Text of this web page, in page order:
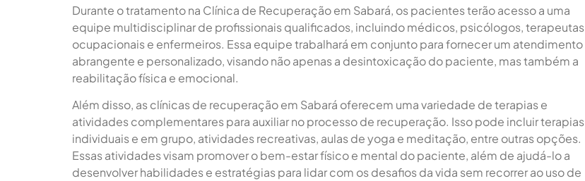
Durante o tratamento na Clínica de Recuperação em Sabará, os pacientes terão acesso a uma
equipe multidisciplinar de profissionais qualificados, incluindo médicos, psicólogos, terapeutas
ocupacionais e enfermeiros. Essa equipe trabalhará em conjunto para fornecer um atendimento
abrangente e personalizado, visando não apenas a desintoxicação do paciente, mas também a
reabilitação física e emocional.
Além disso, as clínicas de recuperação em Sabará oferecem uma variedade de terapias e
atividades complementares para auxiliar no processo de recuperação. Isso pode incluir terapias
individuais e em grupo, atividades recreativas, aulas de yoga e meditação, entre outras opções.
Essas atividades visam promover o bem-estar físico e mental do paciente, além de ajudá-lo a
desenvolver habilidades e estratégias para lidar com os desafios da vida sem recorrer ao uso de